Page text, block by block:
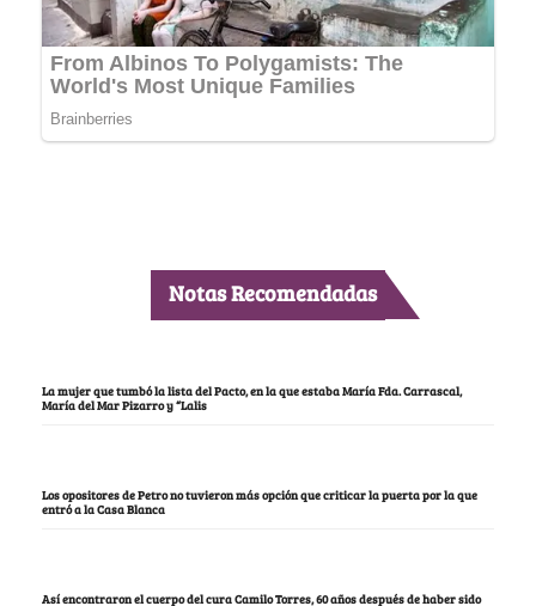
Notas Recomendadas
La mujer que tumbó la lista del Pacto, en la que estaba María Fda. Carrascal,
María del Mar Pizarro y “Lalis
Los opositores de Petro no tuvieron más opción que criticar la puerta por la que
entró a la Casa Blanca
Así encontraron el cuerpo del cura Camilo Torres, 60 años después de haber sido